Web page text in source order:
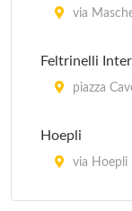
via
Feltrinelli
piazza
Hoepli
via Hoepli